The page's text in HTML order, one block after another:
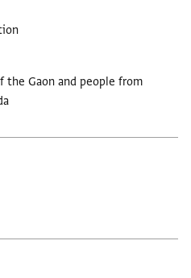
the Gaon and people from